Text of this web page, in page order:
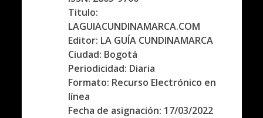
Titulo:
LAGUIACUNDINAMARCA.COM
Editor: LA GUÍA CUNDINAMARCA
Ciudad: Bogotá
Periodicidad: Diaria
Formato: Recurso Electrónico en
línea
Fecha de asignación: 17/03/2022